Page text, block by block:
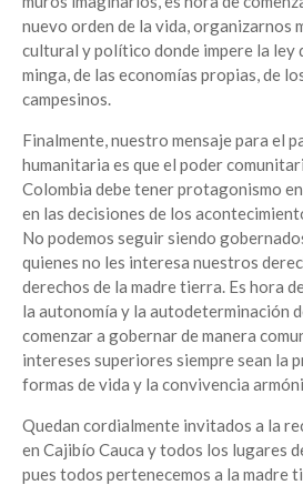
nuevo orden de la vida, organizarnos
cultural y político donde impere la ley
minga, de las economías propias, de
campesinos.
Finalmente, nuestro mensaje para el
humanitaria es que el poder
Colombia debe tener protagonismo
en las decisiones de los
No podemos seguir siendo
quienes no les interesa nuestros
derechos de la madre tierra. Es hora
la autonomía y la autodeterminación
comenzar a gobernar de manera
intereses superiores siempre sean la
formas de vida y la convivencia
Quedan cordialmente invitados a la
en Cajibío Cauca y todos los lugares
pues todos pertenecemos a la madre